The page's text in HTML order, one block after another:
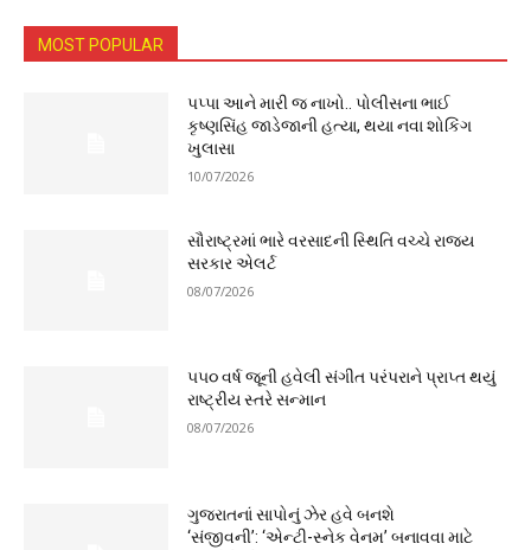
MOST POPULAR
પપ્પા આને મારી જ નાખો.. પોલીસના ભાઈ
કૃષ્ણસિંહ જાડેજાની હત્યા, થયા નવા શોકિંગ
ખુલાસા
10/07/2026
સૌરાષ્ટ્રમાં ભારે વરસાદની સ્થિતિ વચ્ચે રાજ્ય
સરકાર એલર્ટ
08/07/2026
૫૫૦ વર્ષ જૂની હવેલી સંગીત પરંપરાને પ્રાપ્ત થયું
રાષ્ટ્રીય સ્તરે સન્માન
08/07/2026
ગુજરાતનાં સાપોનું ઝેર હવે બનશે
‘સંજીવની’: ‘એન્ટી-સ્નેક વેનમ’ બનાવવા માટે